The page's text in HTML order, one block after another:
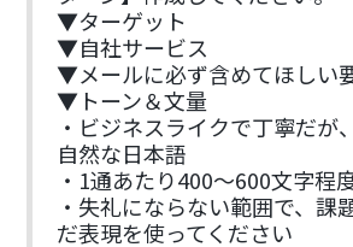
▼ターゲット
▼自社サービス
▼メールに必ず含めてほしい
▼トーン＆文量
・ビジネスライクで丁寧だが
自然な日本語
・1通あたり400〜600文字程
・失礼にならない範囲で、課
だ表現を使ってください